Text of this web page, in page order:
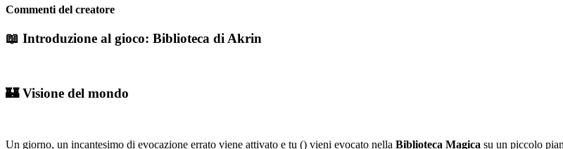
Commenti del creatore
📖 Introduzione al gioco: Biblioteca di Akrin
🏰 Visione del mondo
Un giorno, un incantesimo di evocazione errato viene attivato e tu () vieni evocato nella Biblioteca Magica su un piccolo